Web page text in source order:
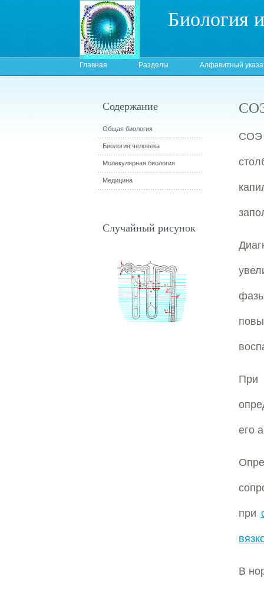
Биология
Главная Разделы Алфавитный
СОЭ
его
при
В
Содержание
Общая биология
Биология человека
Молекулярная биология
Медицина
Случайный рисунок